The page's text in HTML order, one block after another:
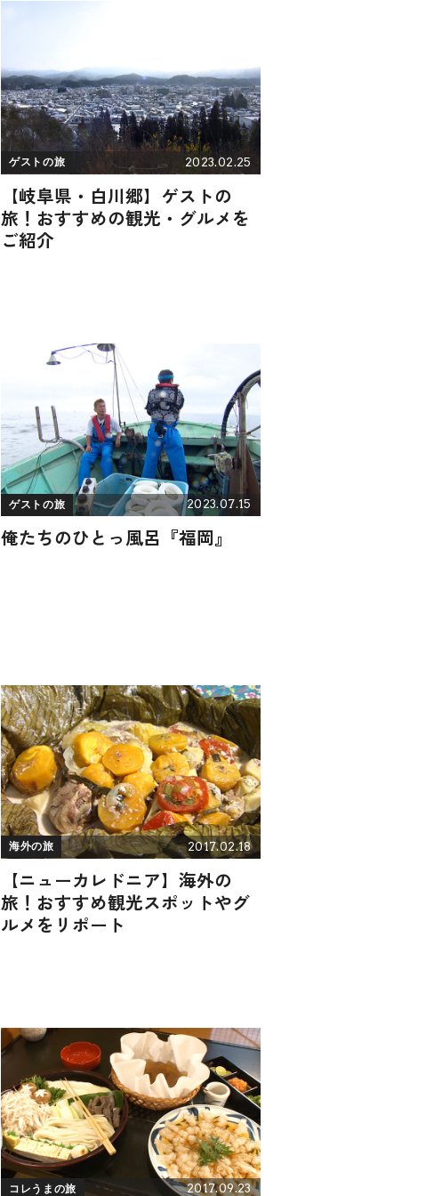
ゲストの旅 2023.02.25
【岐阜県・白川郷】ゲストの
旅！おすすめの観光・グルメを
ご紹介
ゲストの旅 2023.07.15
俺たちのひとっ風呂『福岡』
海外の旅 2017.02.18
【ニューカレドニア】海外の
旅！おすすめ観光スポットやグ
ルメをリポート
コレうまの旅 2017.09.23